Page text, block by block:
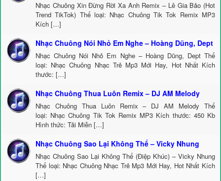
Nhạc Chuông Xin Đừng Rời Xa Anh Remix – Lê Gia Bảo (Hot
Trend TikTok) Thể loại: Nhạc Chuông Tik Tok Remix MP3
Kích […]
Nhạc Chuông Nói Nhỏ Em Nghe – Hoàng Dũng, Dept
Nhạc Chuông Nói Nhỏ Em Nghe – Hoàng Dũng, Dept Thể
loại: Nhạc Chuông Nhạc Trẻ Mp3 Mới Hay, Hot Nhất Kích
thước: […]
Nhạc Chuông Thua Luôn Remix – DJ AM Melody
Nhạc Chuông Thua Luôn Remix – DJ AM Melody Thể
loại: Nhạc Chuông Tik Tok Remix MP3 Kích thước: 450 Kb
Hình thức: Tải Miễn […]
Nhạc Chuông Sao Lại Không Thể – Vicky Nhung
Nhạc Chuông Sao Lại Không Thể (Điệp Khúc) – Vicky Nhung
Thể loại: Nhạc Chuông Nhạc Trẻ Mp3 Mới Hay, Hot Nhất Kích
[…]